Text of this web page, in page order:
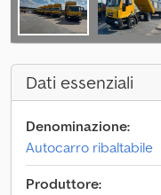
Dati essenziali
Denominazione:
Autocarro ribaltabile
Produttore: